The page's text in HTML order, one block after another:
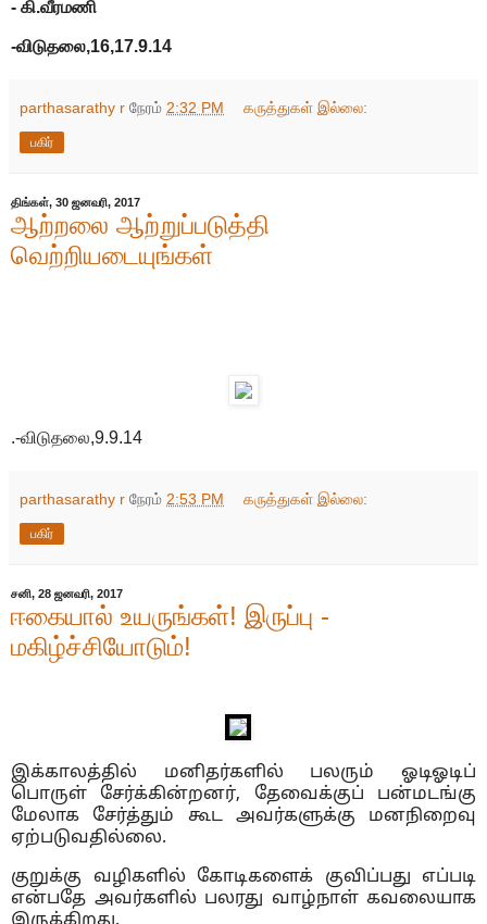
- கி.வீரமணி
-விடுதலை,16,17.9.14
parthasarathy r நேரம் 2:32 PM கருத்துகள் இல்லை:
பகிர்
திங்கள், 30 ஜனவரி, 2017
ஆற்றலை ஆற்றுப்படுத்தி
வெற்றியடையுங்கள்
.-விடுதலை,9.9.14
parthasarathy r நேரம் 2:53 PM கருத்துகள் இல்லை:
பகிர்
சனி, 28 ஜனவரி, 2017
ஈகையால் உயருங்கள்! இருப்பு -
மகிழ்ச்சியோடும்!
இக்காலத்தில் மனிதர்களில் பலரும் ஓடிஓடிப்
பொருள் சேர்க்கின்றனர், தேவைக்குப் பன்மடங்கு
மேலாக சேர்த்தும் கூட அவர்களுக்கு மனநிறைவு
ஏற்படுவதில்லை.
குறுக்கு வழிகளில் கோடிகளைக் குவிப்பது எப்படி
என்பதே அவர்களில் பலரது வாழ்நாள் கவலையாக